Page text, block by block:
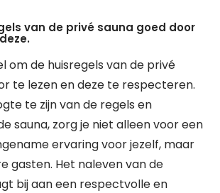
van de privé sauna goed door
om de huisregels van de privé
te lezen en deze te respecteren.
te zijn van de regels en
sauna, zorg je niet alleen voor een
ervaring voor jezelf, maar
gasten. Het naleven van de
bij aan een respectvolle en